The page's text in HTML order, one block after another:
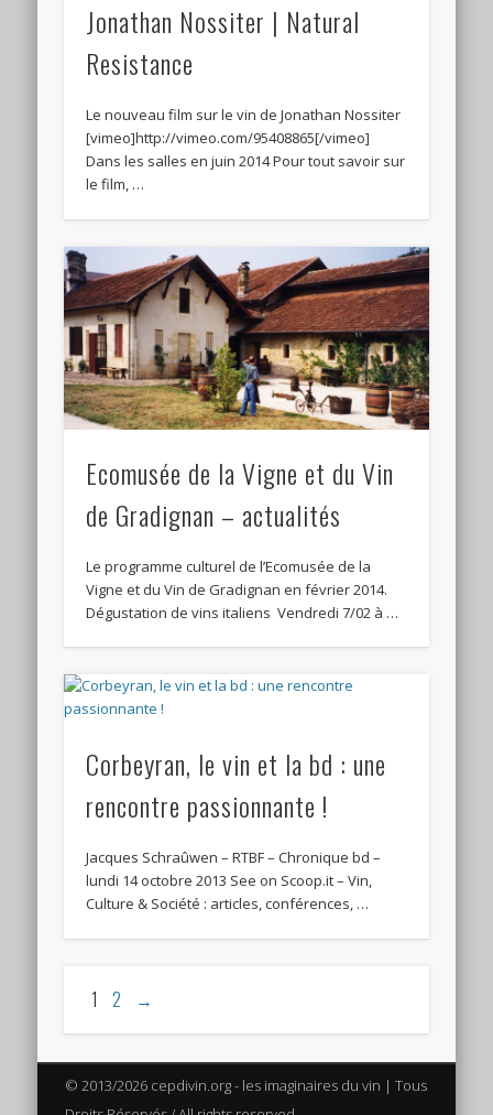
Jonathan Nossiter | Natural
Resistance
Le nouveau film sur le vin de Jonathan Nossiter
[vimeo]http://vimeo.com/95408865[/vimeo]
Dans les salles en juin 2014 Pour tout savoir sur
le film, …
Ecomusée de la Vigne et du Vin
de Gradignan – actualités
Le programme culturel de l’Ecomusée de la
Vigne et du Vin de Gradignan en février 2014.
Dégustation de vins italiens Vendredi 7/02 à …
Corbeyran, le vin et la bd : une
rencontre passionnante !
Jacques Schraûwen – RTBF – Chronique bd –
lundi 14 octobre 2013 See on Scoop.it – Vin,
Culture & Société : articles, conférences, …
1 2 →
© 2013/2026 cepdivin.org - les imaginaires du vin | Tous